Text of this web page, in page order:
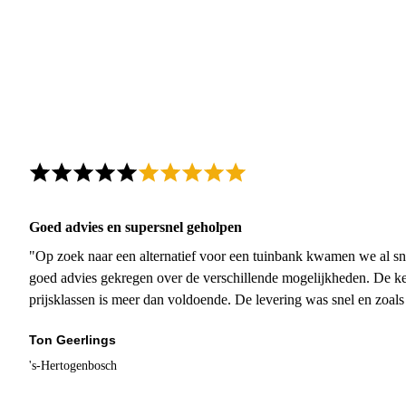
Goed advies en supersnel geholpen
"Op zoek naar een alternatief voor een tuinbank kwamen we al
goed advies gekregen over de verschillende mogelijkheden. De
prijsklassen is meer dan voldoende. De levering was snel en
Ton Geerlings
's-Hertogenbosch